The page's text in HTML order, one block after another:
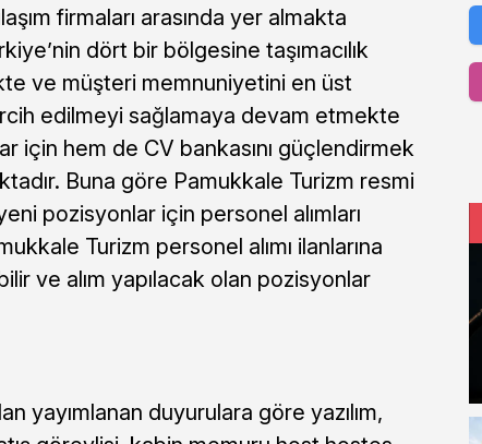
firmaları arasında yer almakta
dört bir bölgesine taşımacılık
ve müşteri memnuniyetini en üst
edilmeyi sağlamaya devam etmekte
için hem de CV bankasını güçlendirmek
Buna göre Pamukkale Turizm resmi
pozisyonlar için personel alımları
Turizm personel alımı ilanlarına
ve alım yapılacak olan pozisyonlar
yayımlanan duyurulara göre yazılım,